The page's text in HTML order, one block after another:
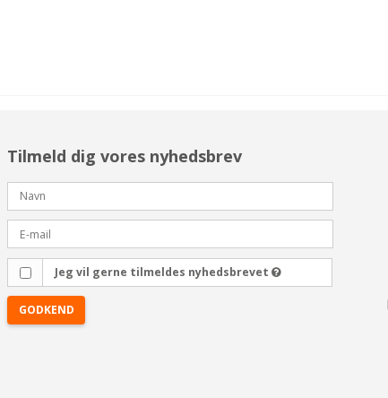
Tilmeld dig vores nyhedsbrev
Jeg vil gerne tilmeldes nyhedsbrevet
GODKEND